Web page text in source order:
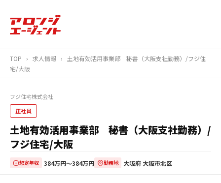
TOP › 求人情報 ›
土地有効活用事業部 秘書（大阪支社勤務）/フジ住
宅/大阪
フジ住宅株式会社
正社員
土地有効活用事業部 秘書（大阪支社勤務）/
フジ住宅/大阪
想定年収 384万円〜384万円 勤務地 大阪府 大阪市北区